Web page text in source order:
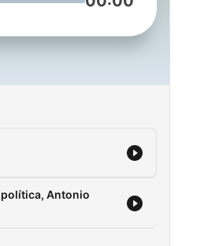
política, Antonio